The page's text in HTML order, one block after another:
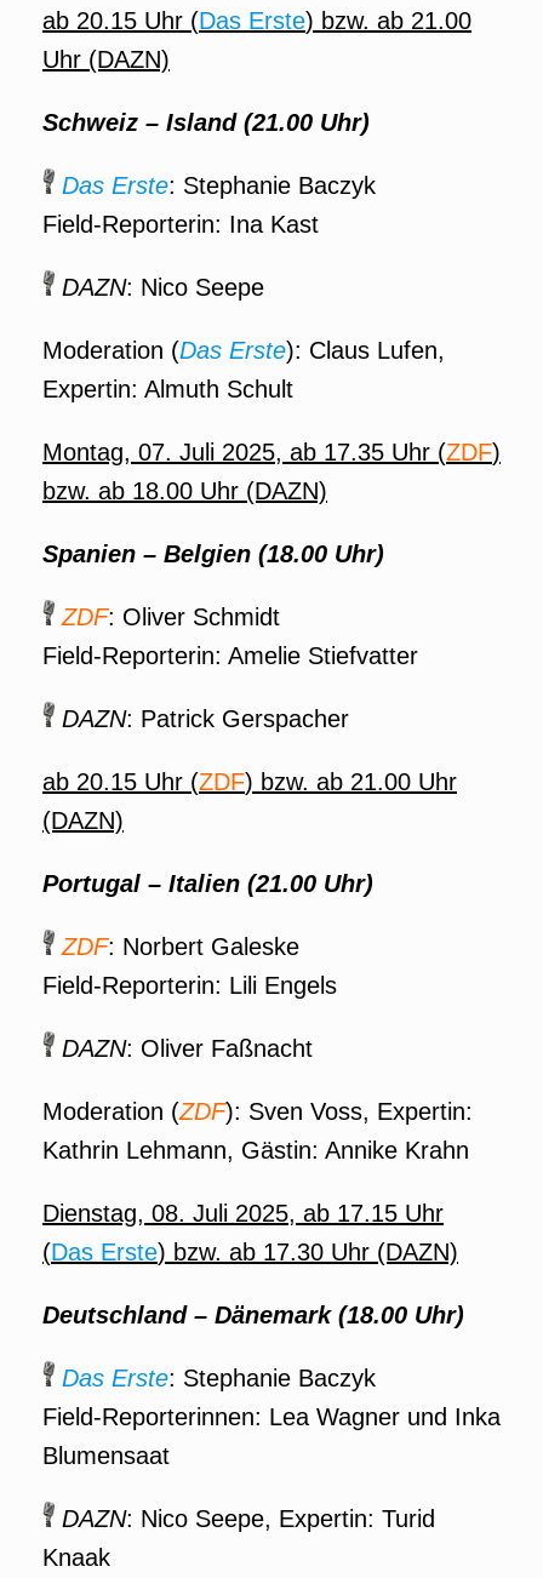
ab 20.15 Uhr (Das Erste) bzw. ab 21.00
Uhr (DAZN)
Schweiz – Island (21.00 Uhr)
Das Erste: Stephanie Baczyk
Field-Reporterin: Ina Kast
DAZN: Nico Seepe
Moderation (Das Erste): Claus Lufen,
Expertin: Almuth Schult
Montag, 07. Juli 2025, ab 17.35 Uhr (ZDF)
bzw. ab 18.00 Uhr (DAZN)
Spanien – Belgien (18.00 Uhr)
ZDF: Oliver Schmidt
Field-Reporterin: Amelie Stiefvatter
DAZN: Patrick Gerspacher
ab 20.15 Uhr (ZDF) bzw. ab 21.00 Uhr
(DAZN)
Portugal – Italien (21.00 Uhr)
ZDF: Norbert Galeske
Field-Reporterin: Lili Engels
DAZN: Oliver Faßnacht
Moderation (ZDF): Sven Voss, Expertin:
Kathrin Lehmann, Gästin: Annike Krahn
Dienstag, 08. Juli 2025, ab 17.15 Uhr
(Das Erste) bzw. ab 17.30 Uhr (DAZN)
Deutschland – Dänemark (18.00 Uhr)
Das Erste: Stephanie Baczyk
Field-Reporterinnen: Lea Wagner und Inka
Blumensaat
DAZN: Nico Seepe, Expertin: Turid
Knaak